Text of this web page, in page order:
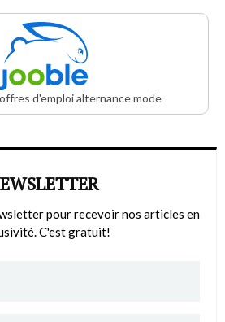
d'emploi alternance mode
pour recevoir nos articles en
C'est gratuit!